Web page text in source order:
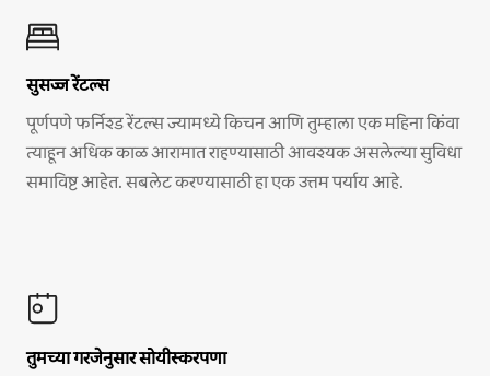
सुसज्ज रेंटल्स
पूर्णपणे फर्निश्ड रेंटल्स ज्यामध्ये किचन आणि तुम्हाला एक महिना किंवा
त्याहून अधिक काळ आरामात राहण्यासाठी आवश्यक असलेल्या सुविधा
समाविष्ट आहेत. सबलेट करण्यासाठी हा एक उत्तम पर्याय आहे.
तुमच्या गरजेनुसार सोयीस्करपणा